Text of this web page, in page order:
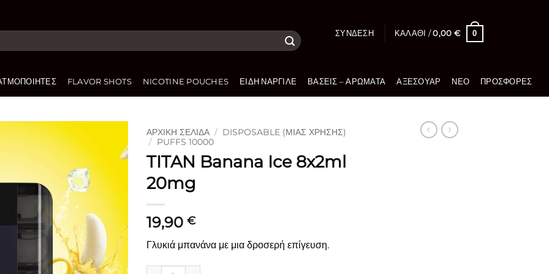
ΣΎΝΔΕΣΗ ΚΑΛΆΘΙ /0,00 € 0
FLAVOR SHOTS NICOTINE POUCHES ΕΊΔΗ ΝΑΡΓΙΛΈ ΒΆΣΕΙΣ – ΑΡΏΜΑΤΑ ΑΞΕΣΟΥΆΡ ΝΈΟ ΠΡΟΣΦΟΡΈΣ
στην
λίστα
επιθυμιών
ΑΡΧΙΚΉ ΣΕΛΊΔΑ / DISPOSABLE (ΜΙΑΣ ΧΡΉΣΗΣ)
/ PUFFS 10000
TITAN Banana Ice 8x2ml
20mg
19,90 €
Γλυκιά μπανάνα με μια δροσερή επίγευση.
TITAN Banana Ice 8x2ml 20mg ποσότητα